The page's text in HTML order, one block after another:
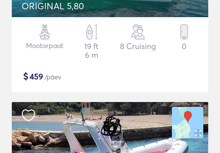
ORIGINAL 5,80
Mootorpaat
19 ft
6 m
8 Cruising 0
$459 /päev